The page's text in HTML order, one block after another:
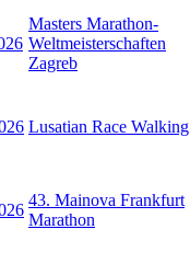
Masters Marathon-
Weltmeisterschaften
Zagreb
Lusatian Race Walking
43. Mainova Frankfurt
Marathon